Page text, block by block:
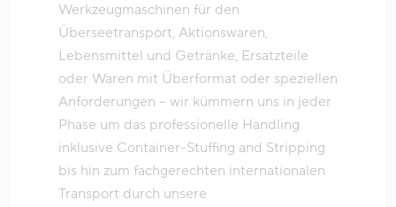
Werkzeugmaschinen für den
Überseetransport, Aktionswaren,
Lebensmittel und Getränke, Ersatzteile
oder Waren mit Überformat oder speziellen
Anforderungen – wir kümmern uns in jeder
Phase um das professionelle Handling
inklusive Container-Stuffing and Stripping
bis hin zum fachgerechten internationalen
Transport durch unsere